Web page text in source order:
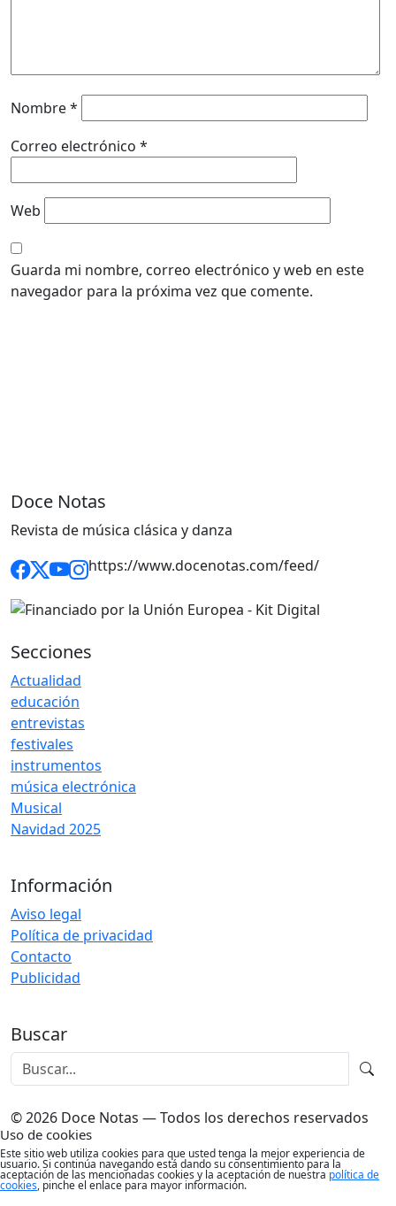
Nombre*
Correo electrónico *
Web
Guarda mi nombre, correo electrónico y web en este
navegador para la próxima vez que comente.
Doce Notas
Revista de música clásica y danza
https://www.docenotas.com/feed/
Secciones
Actualidad
educación
entrevistas
festivales
instrumentos
música electrónica
Musical
Navidad 2025
Información
Aviso legal
Política de privacidad
Contacto
Publicidad
Buscar
© 2026 Doce Notas — Todos los derechos reservados
Uso de cookies
Este sitio web utiliza cookies para que usted tenga la mejor experiencia de
usuario. Si continúa navegando está dando su consentimiento para la
aceptación de las mencionadas cookies y la aceptación de nuestra política de
cookies, pinche el enlace para mayor información.